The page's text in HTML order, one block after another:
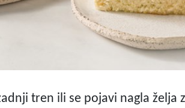
tren ili se pojavi nagla želja